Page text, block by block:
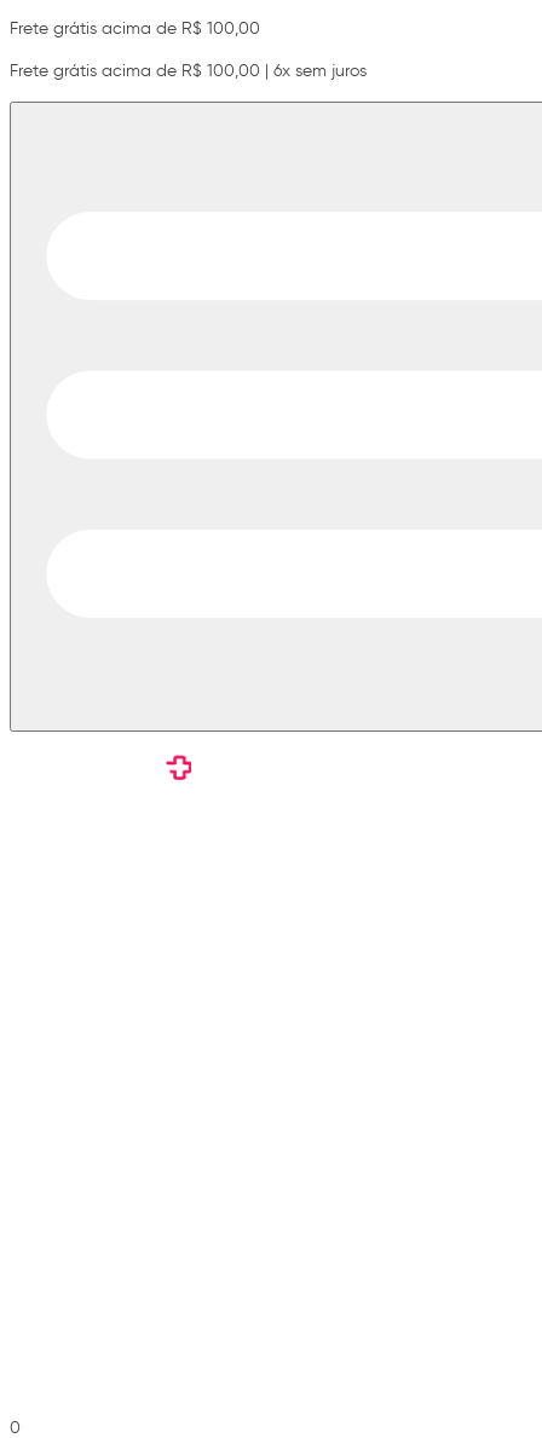
Frete grátis acima de R$ 100,00
Frete grátis acima de R$ 100,00 | 6x sem juros
0